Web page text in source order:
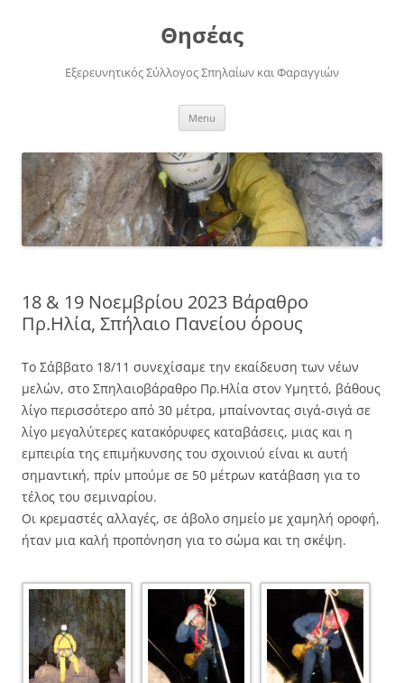
Θησέας
Εξερευνητικός Σύλλογος Σπηλαίων και Φαραγγιών
Menu
18 & 19 Νοεμβρίου 2023 Βάραθρο
Πρ.Ηλία, Σπήλαιο Πανείου όρους
Το Σάββατο 18/11 συνεχίσαμε την εκαίδευση των νέων
μελών, στο Σπηλαιοβάραθρο Πρ.Ηλία στον Υμηττό, βάθους
λίγο περισσότερο από 30 μέτρα, μπαίνοντας σιγά-σιγά σε
λίγο μεγαλύτερες κατακόρυφες καταβάσεις, μιας και η
εμπειρία της επιμήκυνσης του σχοινιού είναι κι αυτή
σημαντική, πρίν μπούμε σε 50 μέτρων κατάβαση για το
τέλος του σεμιναρίου.
Οι κρεμαστές αλλαγές, σε άβολο σημείο με χαμηλή οροφή,
ήταν μια καλή προπόνηση για το σώμα και τη σκέψη.